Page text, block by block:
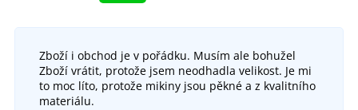
Zboží i obchod je v pořádku. Musím ale bohužel
Zboží vrátit, protože jsem neodhadla velikost. Je mi
to moc líto, protože mikiny jsou pěkné a z kvalitního
materiálu.